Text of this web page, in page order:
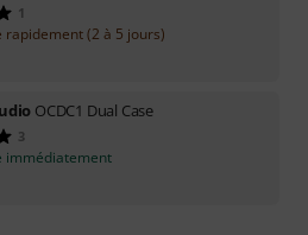
1
rapidement (2 à 5 jours)
OCDC1 Dual Case
3
immédiatement